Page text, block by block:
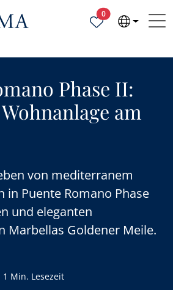
0Ausgewählte
Phase II:
am
von mediterranem
in Puente Romano Phase
und eleganten
Marbellas Goldener Meile.
1 Min. Lesezeit